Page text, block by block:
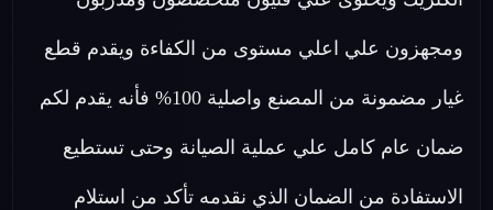
ومجهزون علي اعلي مستوى من الكفاءة ويقدم قطع
غيار مضمونة من المصنع واصلية 100% فأنه يقدم لكم
ضمان عام كامل علي عملية الصيانة وحتى تستطيع
الاستفادة من الضمان الذي نقدمه تأكد من استلام